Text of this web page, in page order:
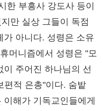
한 부흥사 강도사 등이
만 실상 그들이 독점
아니다. 성령은 소유
머니즘에서 성령은 "모
주어진 하나님의 선
편적 은총"이다. 숨밭
해가 기독교인들에게